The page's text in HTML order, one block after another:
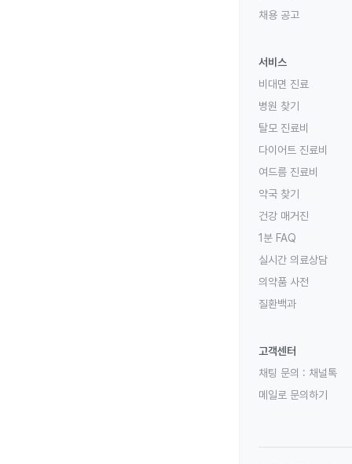
채용 공고
서비스
비대면 진료
병원 찾기
탈모 진료비
다이어트 진료비
여드름 진료비
약국 찾기
건강 매거진
1분 FAQ
실시간 의료상담
의약품 사전
질환백과
고객센터
채팅 문의 : 채널톡
메일로 문의하기